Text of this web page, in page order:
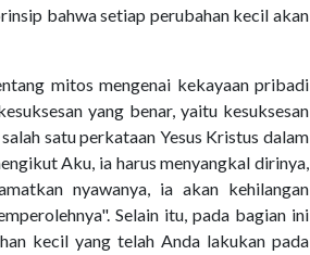
bahwa setiap perubahan kecil akan
mitos mengenai kekayaan pribadi
yang benar, yaitu kesuksesan
satu perkataan Yesus Kristus dalam
Aku, ia harus menyangkal dirinya,
nyawanya, ia akan kehilangan
Selain itu, pada bagian ini
kecil yang telah Anda lakukan pada